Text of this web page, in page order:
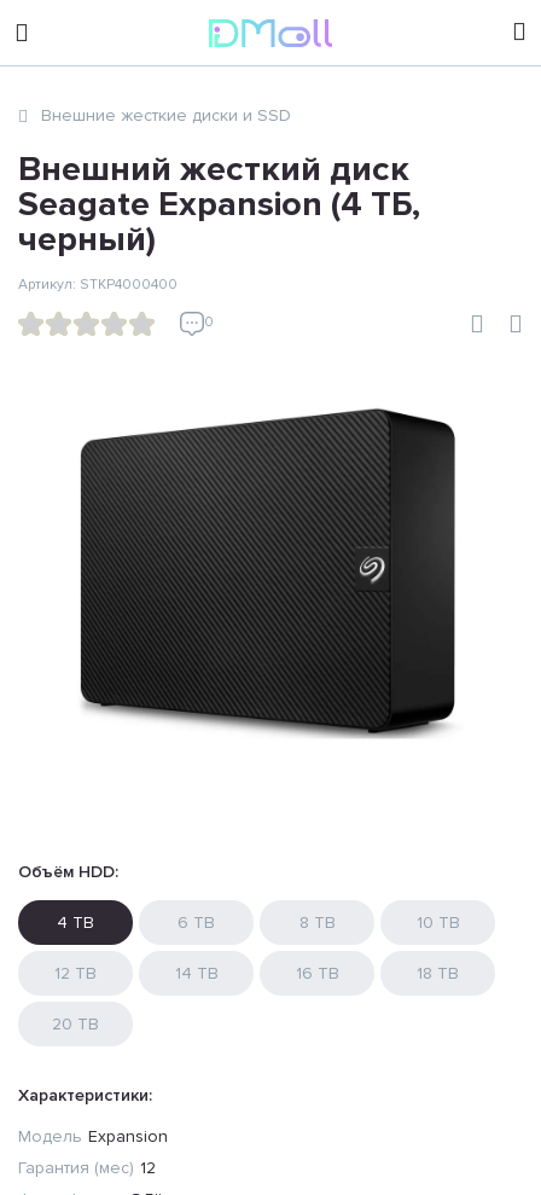
sales@dimoll.ru
Внешние жесткие диски и SSD
Внешний жесткий диск
Seagate Expansion (4 ТБ,
черный)
0
Артикул: STKP4000400
Объём HDD:
4 TB 6 TB 8 TB 10 TB
12 TB 14 TB 16 TB 18 TB
20 TB
Характеристики:
Модель Expansion
Гарантия (мес) 12